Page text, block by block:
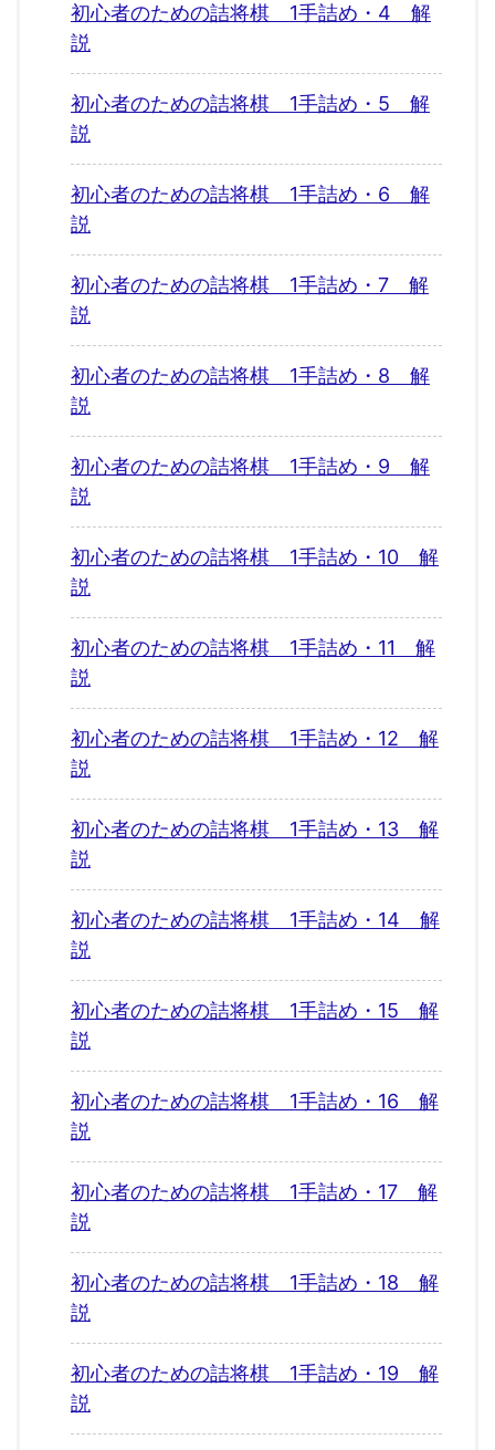
初心者のための詰将棋 1手詰め・4 解
説
初心者のための詰将棋 1手詰め・5 解
説
初心者のための詰将棋 1手詰め・6 解
説
初心者のための詰将棋 1手詰め・7 解
説
初心者のための詰将棋 1手詰め・8 解
説
初心者のための詰将棋 1手詰め・9 解
説
初心者のための詰将棋 1手詰め・10 解
説
初心者のための詰将棋 1手詰め・11 解
説
初心者のための詰将棋 1手詰め・12 解
説
初心者のための詰将棋 1手詰め・13 解
説
初心者のための詰将棋 1手詰め・14 解
説
初心者のための詰将棋 1手詰め・15 解
説
初心者のための詰将棋 1手詰め・16 解
説
初心者のための詰将棋 1手詰め・17 解
説
初心者のための詰将棋 1手詰め・18 解
説
初心者のための詰将棋 1手詰め・19 解
説